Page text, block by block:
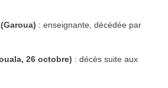
: enseignante, décédée par
26 octobre) : décès suite aux